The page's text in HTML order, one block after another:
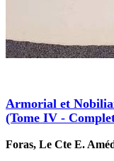
Armorial et
(Tome IV -
Foras, Le Cte E.